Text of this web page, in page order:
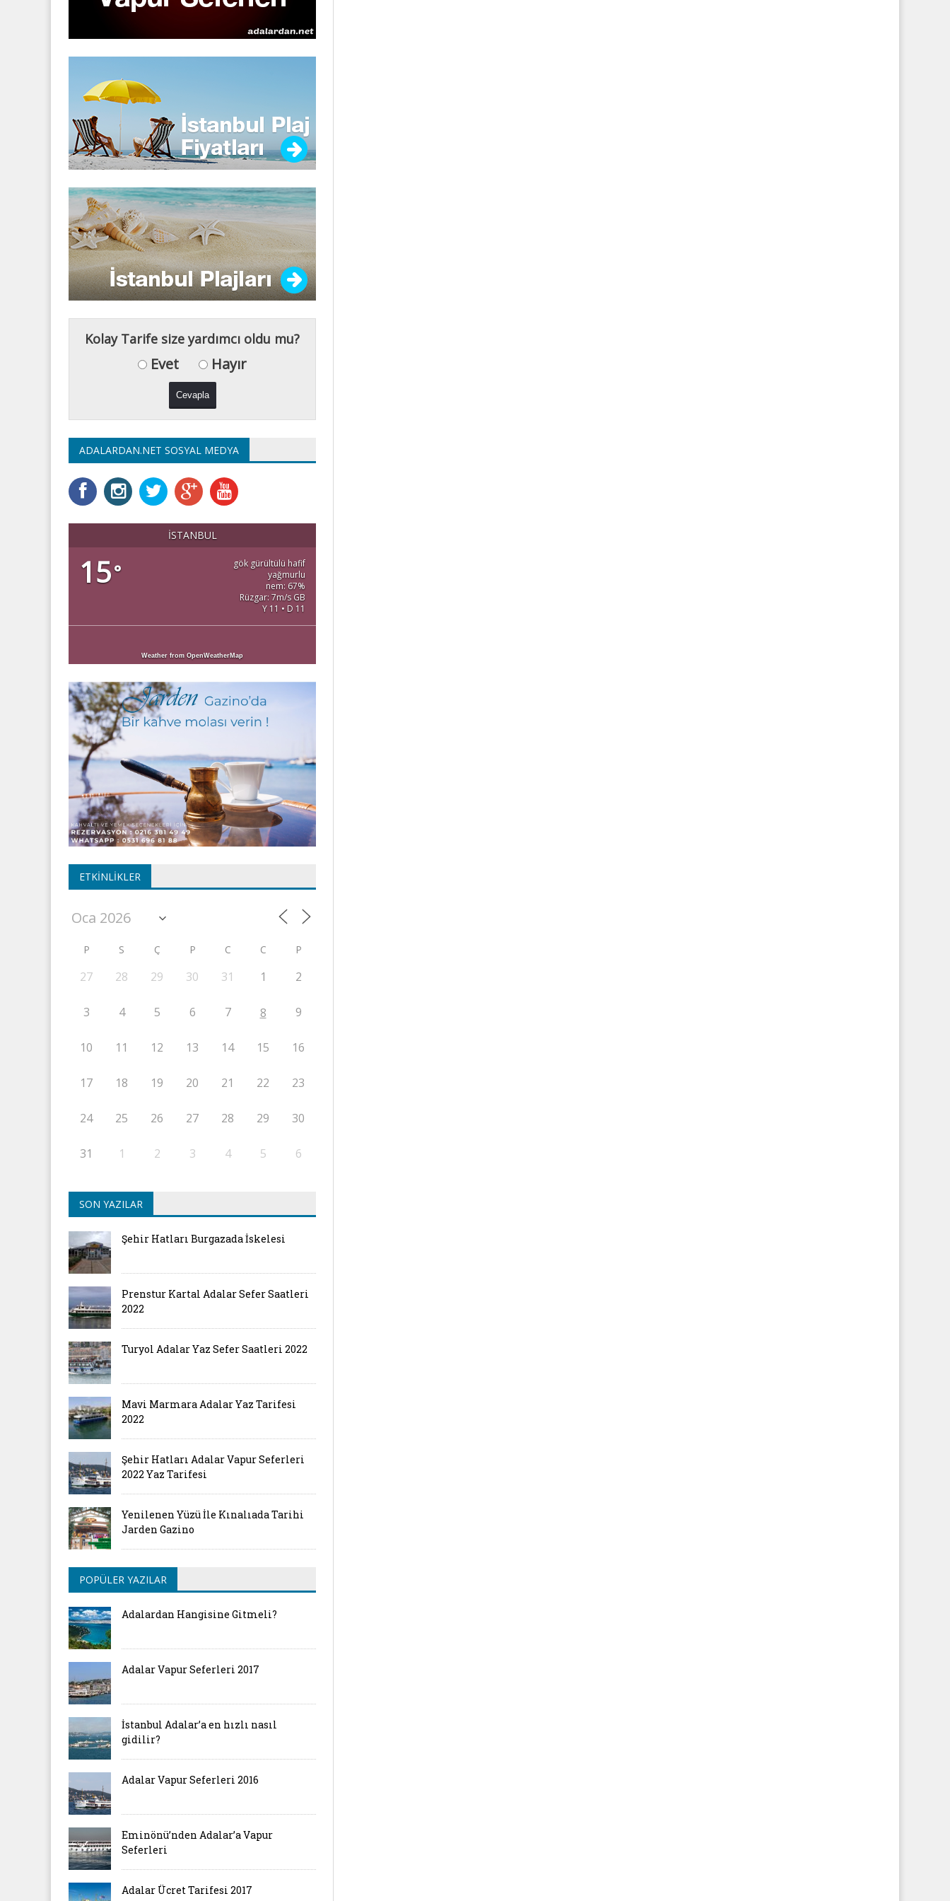
Kolay Tarife size yardımcı oldu mu?
Evet Hayır
ADALARDAN.NET SOSYAL MEDYA
İSTANBUL
15°
gök gürültülü hafif
yağmurlu
nem: 67%
Rüzgar: 7m/s GB
Y 11 • D 11
Weather from OpenWeatherMap
ETKINLIKLER
P S Ç P C C P
27 28 29 30 31 1 2
3 4 5 6 7 8 9
10 11 12 13 14 15 16
17 18 19 20 21 22 23
24 25 26 27 28 29 30
31 1 2 3 4 5 6
SON YAZILAR
Şehir Hatları Burgazada İskelesi
Prenstur Kartal Adalar Sefer Saatleri
2022
Turyol Adalar Yaz Sefer Saatleri 2022
Mavi Marmara Adalar Yaz Tarifesi
2022
Şehir Hatları Adalar Vapur Seferleri
2022 Yaz Tarifesi
Yenilenen Yüzü İle Kınalıada Tarihi
Jarden Gazino
POPÜLER YAZILAR
Adalardan Hangisine Gitmeli?
Adalar Vapur Seferleri 2017
İstanbul Adalar’a en hızlı nasıl
gidilir?
Adalar Vapur Seferleri 2016
Eminönü’nden Adalar’a Vapur
Seferleri
Adalar Ücret Tarifesi 2017